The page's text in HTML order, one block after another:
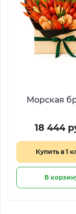
Морская
18 444
Купить в 1
В